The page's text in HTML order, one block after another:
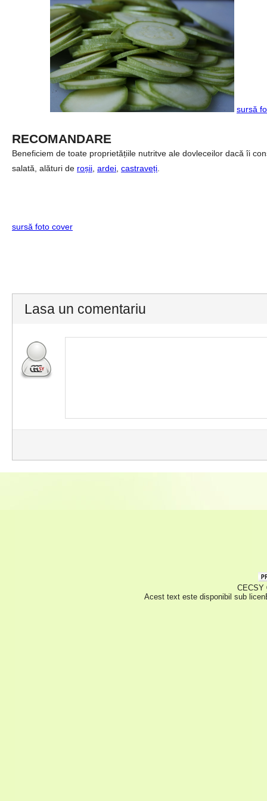
sursă
RECOMANDARE
Beneficiem de toate proprietățiile nutritve ale dovleceilor dacă îi
salată, alături de roșii ardei castraveți
sursă foto cover
Lasa un comentariu
CECSY
Acest text este disponibil sub